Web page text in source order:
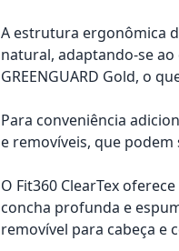
A estrutura ergonômica
natural, adaptando-se
GREENGUARD Gold, o
Para conveniência
e removíveis, que
O Fit360 ClearTex
concha profunda e
removível para cabeça e